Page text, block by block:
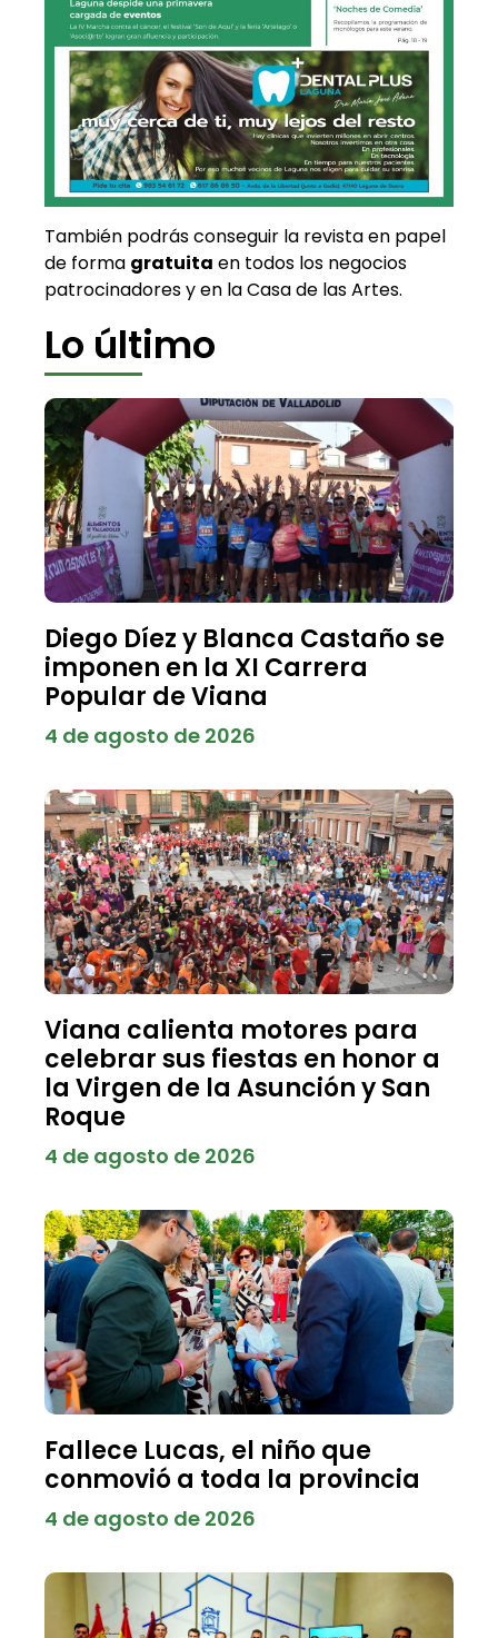
También podrás conseguir la revista en papel
de forma gratuita en todos los negocios
patrocinadores y en la Casa de las Artes.
Lo último
Diego Díez y Blanca Castaño se
imponen en la XI Carrera
Popular de Viana
4 de agosto de 2026
Viana calienta motores para
celebrar sus fiestas en honor a
la Virgen de la Asunción y San
Roque
4 de agosto de 2026
Fallece Lucas, el niño que
conmovió a toda la provincia
4 de agosto de 2026